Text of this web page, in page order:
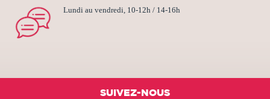
Lundi au vendredi, 10-12h / 14-16h
SUIVEZ-NOUS